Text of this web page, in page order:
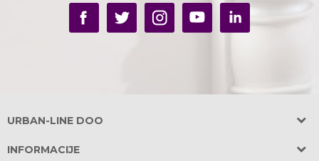
URBAN-LINE DOO
INFORMACIJE